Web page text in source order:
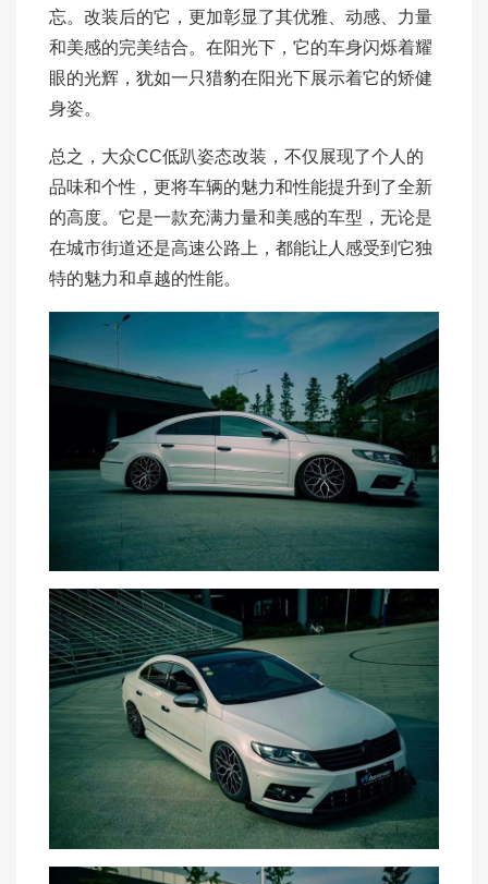
忘。改装后的它，更加彰显了其优雅、动感、力量
和美感的完美结合。在阳光下，它的车身闪烁着耀
眼的光辉，犹如一只猎豹在阳光下展示着它的矫健
身姿。
总之，大众CC低趴姿态改装，不仅展现了个人的
品味和个性，更将车辆的魅力和性能提升到了全新
的高度。它是一款充满力量和美感的车型，无论是
在城市街道还是高速公路上，都能让人感受到它独
特的魅力和卓越的性能。